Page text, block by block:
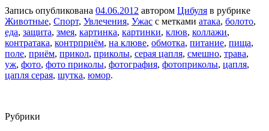
Запись опубликована 04.06.2012 автором Цибуля в рубрике
Животные, Спорт, Увлечения, Ужас с метками атака, болото,
еда, защита, змея, картинка, картинки, клюв, коллажи,
контратака, контрприём, на клюве, обмотка, питание, пища,
поле, приём, прикол, приколы, серая цапля, смешно, трава,
уж, фото, фото приколы, фотография, фотоприколы, цапля,
цапля серая, шутка, юмор.
Рубрики